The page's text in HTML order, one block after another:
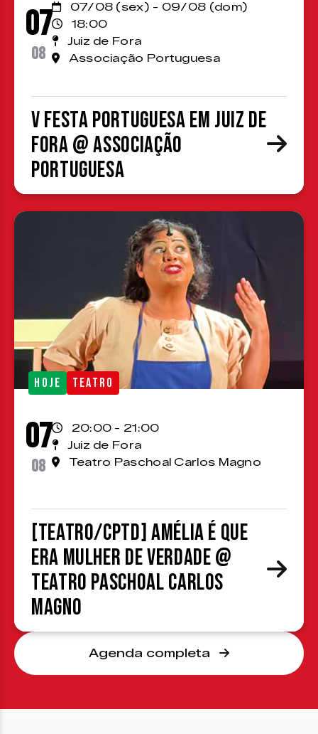
07
08
07/08 (sex) - 09/08 (dom)
18:00
Juiz de Fora
Associação Portuguesa
V Festa Portuguesa em Juiz de
Fora @ Associação
Portuguesa
HOJE TEATRO
07
08
20:00 - 21:00
Juiz de Fora
Teatro Paschoal Carlos Magno
[TEATRO/CPTD] Amélia é que
era mulher de verdade @
Teatro Paschoal Carlos
Magno
Agenda completa